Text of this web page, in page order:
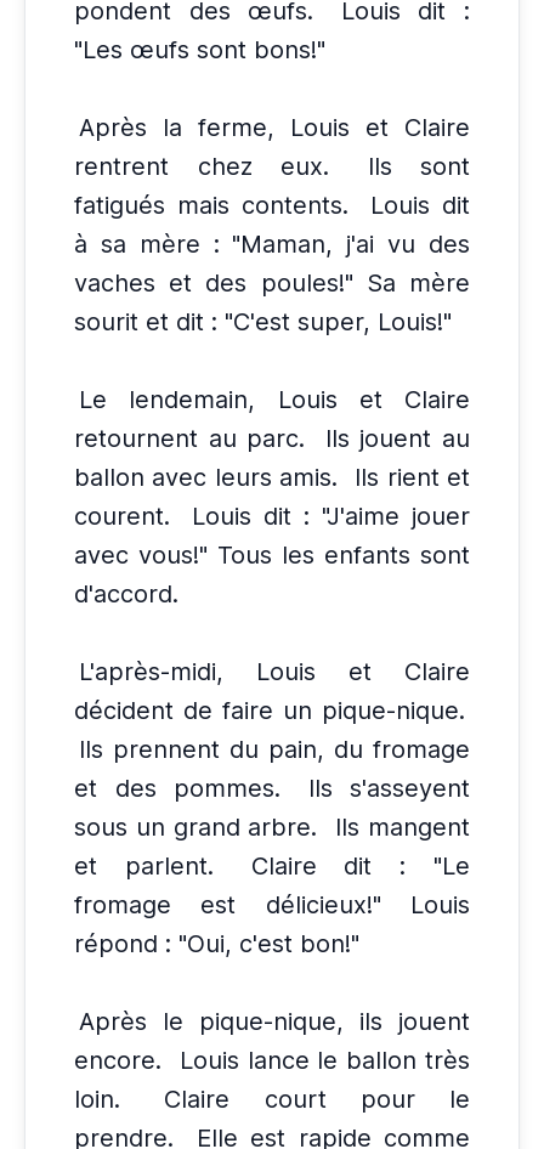
pondent des œufs.
Louis dit :
"Les œufs sont bons!"
Après la ferme, Louis et Claire
rentrent chez eux.
Ils sont
fatigués mais contents.
Louis dit
à sa mère : "Maman, j'ai vu des
vaches et des poules!" Sa mère
sourit et dit : "C'est super, Louis!"
Le lendemain, Louis et Claire
retournent au parc.
Ils jouent au
ballon avec leurs amis.
Ils rient et
courent.
Louis dit : "J'aime jouer
avec vous!" Tous les enfants sont
d'accord.
L'après-midi, Louis et Claire
décident de faire un pique-nique.
Ils prennent du pain, du fromage
et des pommes.
Ils s'asseyent
sous un grand arbre.
Ils mangent
et parlent.
Claire dit : "Le
fromage est délicieux!" Louis
répond : "Oui, c'est bon!"
Après le pique-nique, ils jouent
encore.
Louis lance le ballon très
loin.
Claire court pour le
prendre.
Elle est rapide comme